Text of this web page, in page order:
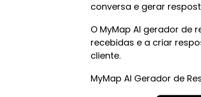
conversa e gerar
O MyMap AI gerador de
recebidas e a criar
cliente.
MyMap AI Gerador de